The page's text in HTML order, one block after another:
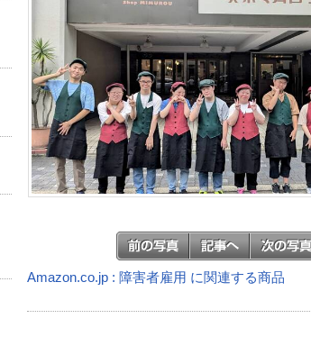
Amazon.co.jp : 障害者雇用 に関連する商品